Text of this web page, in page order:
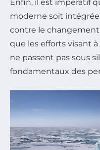
Enfin, il est impératif
moderne soit
contre le changement
que les efforts visant
ne passent pas sous
fondamentaux des